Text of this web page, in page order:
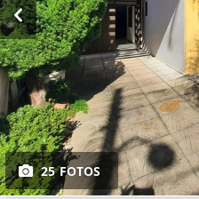
25 FOTOS